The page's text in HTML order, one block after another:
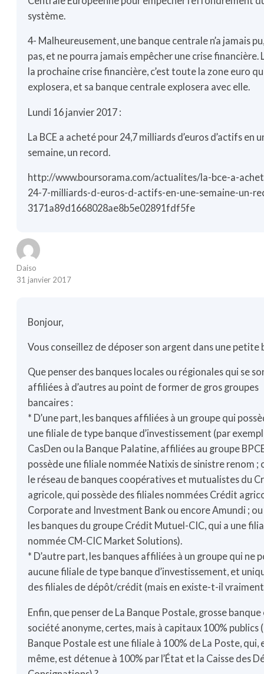
système.
4- Malheureusement, une banque centrale n’a jamais
pas, et ne pourra jamais empêcher une crise financière.
la prochaine crise financière, c’est toute la zone euro
explosera, et sa banque centrale explosera avec elle.
Lundi 16 janvier 2017 :
La BCE a acheté pour 24,7 milliards d’euros d’actifs en
semaine, un record.
http://www.boursorama.com/actualites/la-bce-a-
24-7-milliards-d-euros-d-actifs-en-une-semaine-un-
3171a89d1668028ae8b5e02891fdf5fe
Daiso
31 janvier 2017
Bonjour,
Vous conseillez de déposer son argent dans une petite
Que penser des banques locales ou régionales qui se
affiliées à d’autres au point de former de gros groupes
bancaires :
* D’une part, les banques affiliées à un groupe qui
une filiale de type banque d’investissement (par
CasDen ou la Banque Palatine, affiliées au groupe
possède une filiale nommée Natixis de sinistre renom ;
le réseau de banques coopératives et mutualistes du
agricole, qui possède des filiales nommées Crédit
Corporate and Investment Bank ou encore Amundi ;
les banques du groupe Crédit Mutuel-CIC, qui a une
nommée CM-CIC Market Solutions).
* D’autre part, les banques affiliées à un groupe qui ne
aucune filiale de type banque d’investissement, et
des filiales de dépôt/crédit (mais en existe-t-il vraiment
Enfin, que penser de La Banque Postale, grosse banque
société anonyme, certes, mais à capitaux 100% publics
Banque Postale est une filiale à 100% de La Poste, qui,
même, est détenue à 100% par l’État et la Caisse des